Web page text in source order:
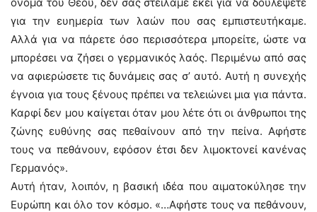
για την ευημερία των λαών που σας εμπιστευτήκαμε.
Αλλά για να πάρετε όσο περισσότερα μπορείτε, ώστε να
μπορέσει να ζήσει ο γερμανικός λαός. Περιμένω από σας
να αφιερώσετε τις δυνάμεις σας σ’ αυτό. Αυτή η συνεχής
έγνοια για τους ξένους πρέπει να τελειώνει μια για πάντα.
Καρφί δεν μου καίγεται όταν μου λέτε ότι οι άνθρωποι της
ζώνης ευθύνης σας πεθαίνουν από την πείνα. Αφήστε
τους να πεθάνουν, εφόσον έτσι δεν λιμοκτονεί κανένας
Γερμανός».
Αυτή ήταν, λοιπόν, η βασική ιδέα που αιματοκύλησε την
Ευρώπη και όλο τον κόσμο. «…Αφήστε τους να πεθάνουν,